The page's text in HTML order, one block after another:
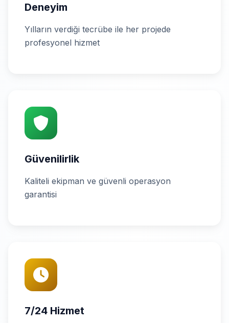
Deneyim
Yılların verdiği tecrübe ile her projede
profesyonel hizmet
Güvenilirlik
Kaliteli ekipman ve güvenli operasyon
garantisi
7/24 Hizmet